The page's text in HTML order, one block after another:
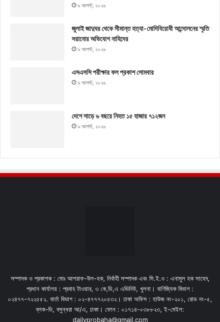
৯ আগস্ট, ২০২৬
জুলাই জাদুঘর থেকে সীমান্ত হত্যা-মোদিবিরোধী আন্দোলনের স্মৃতি
সরানোর অভিযোগ নাহিদের
৯ আগস্ট, ২০২৬
এসএসসি পরীক্ষার ফল প্রকাশ সোমবার
৯ আগস্ট, ২০২৬
দেশে সাড়ে ৬ বছরে নিহত ১৫ হাজার ৭১২জন
৯ আগস্ট, ২০২৬
সম্পাদক ও প্রকাশক : মোঃ আশরাফ-উল-হক, নির্বাহী সম্পাদক এবং সি.ই.ও : এনামুল হক সাহেদ,
প্রধান কার্যালয় : প্রবাহ টাওয়ার, ৩ কে,ডি,এ এভিনিউ, খুলনা। বাণিজ্যিক বিভাগ :
০২৪৭৭-৭২২৫৫২. বার্তা বিভাগ : ০২-৪৭৭৭২০৫৩২। ঢাকা অফিস : হাউজ নং-২০১, রোড নং-৫,
ব্লক-ডি, বসুন্ধরা আ/এ, ঢাকা। ফোন : ০১৭১৪-০৩৮৮২৩, ই-মেইল:
dailyprobaha@gmail.com